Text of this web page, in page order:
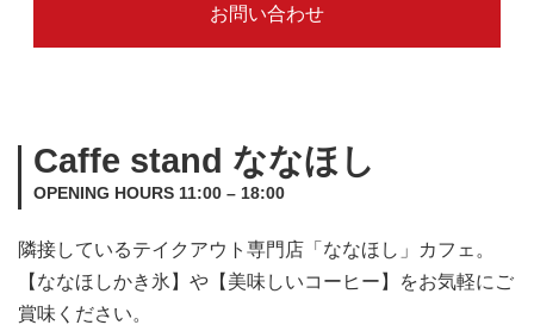
お問い合わせ
Caffe stand ななほし
OPENING HOURS 11:00 – 18:00
隣接しているテイクアウト専門店「ななほし」カフェ。
【ななほしかき氷】や【美味しいコーヒー】をお気軽にご
賞味ください。